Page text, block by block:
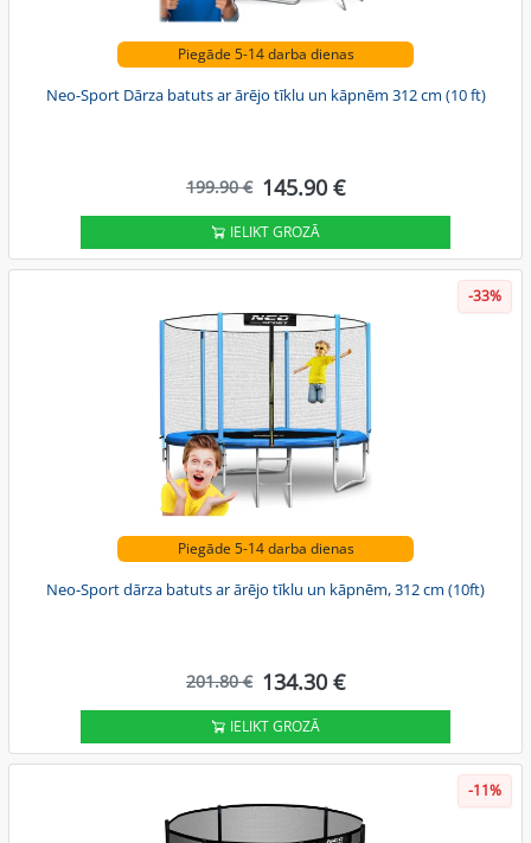
Piegāde 5-14 darba dienas
Neo-Sport Dārza batuts ar ārējo tīklu un kāpnēm 312 cm (10 ft)
199.90 € 145.90 €
IELIKT GROZĀ
-33%
Piegāde 5-14 darba dienas
Neo-Sport dārza batuts ar ārējo tīklu un kāpnēm, 312 cm (10ft)
201.80 € 134.30 €
IELIKT GROZĀ
-11%